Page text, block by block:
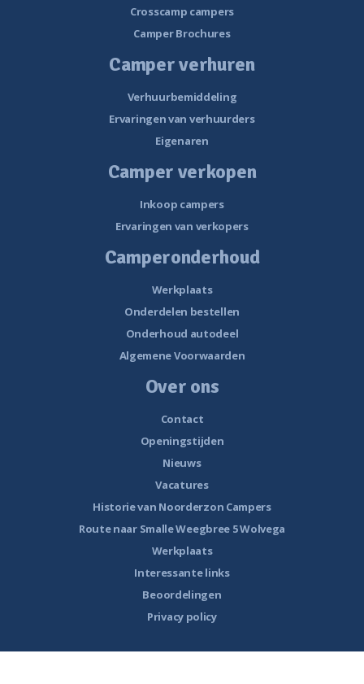
Crosscamp campers
Camper Brochures
Camper verhuren
Verhuurbemiddeling
Ervaringen van verhuurders
Eigenaren
Camper verkopen
Inkoop campers
Ervaringen van verkopers
Camperonderhoud
Werkplaats
Onderdelen bestellen
Onderhoud autodeel
Algemene Voorwaarden
Over ons
Contact
Openingstijden
Nieuws
Vacatures
Historie van Noorderzon Campers
Route naar Smalle Weegbree 5 Wolvega
Werkplaats
Interessante links
Beoordelingen
Privacy policy